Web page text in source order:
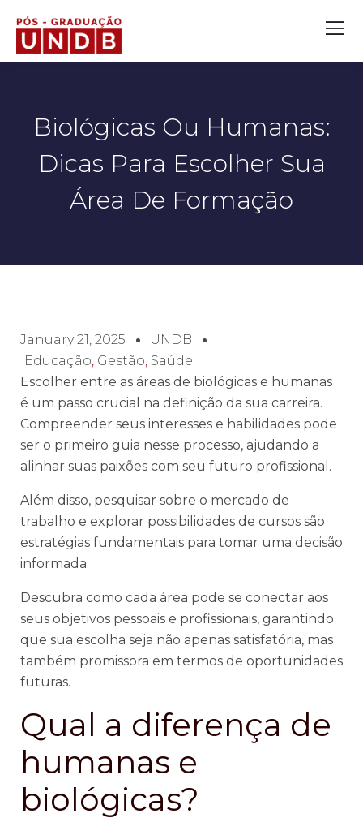
Biológicas Ou Humanas:
Dicas Para Escolher Sua
Área De Formação
January 21, 2025
UNDB
Educação, Gestão, Saúde
Escolher entre as áreas de biológicas e humanas
é um passo crucial na definição da sua carreira.
Compreender seus interesses e habilidades pode
ser o primeiro guia nesse processo, ajudando a
alinhar suas paixões com seu futuro profissional.
Além disso, pesquisar sobre o mercado de
trabalho e explorar possibilidades de cursos são
estratégias fundamentais para tomar uma decisão
informada.
Descubra como cada área pode se conectar aos
seus objetivos pessoais e profissionais, garantindo
que sua escolha seja não apenas satisfatória, mas
também promissora em termos de oportunidades
futuras.
Qual a diferença de
humanas e
biológicas?